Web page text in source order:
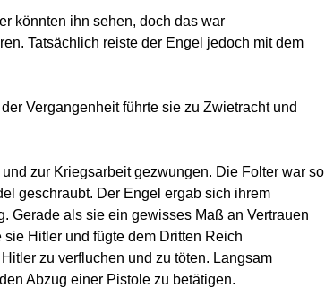
könnten ihn sehen, doch das war
Tatsächlich reiste der Engel jedoch mit dem
Vergangenheit führte sie zu Zwietracht und
zur Kriegsarbeit gezwungen. Die Folter war so
geschraubt. Der Engel ergab sich ihrem
Gerade als sie ein gewisses Maß an Vertrauen
Hitler und fügte dem Dritten Reich
zu verfluchen und zu töten. Langsam
Abzug einer Pistole zu betätigen.